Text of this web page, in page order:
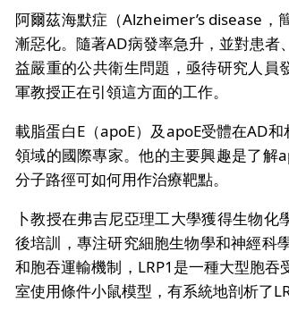
阿爾茲海默症（Alzheimer’s disease，
漸惡化。隨著AD病發率急升，並對患
益嚴重的公共衛生問題，亟待研究人員
軍教授正在引領這方面的工作。
載脂蛋白E（apoE）及apoE受體在AD
領域的國際專家。他的主要興趣是了解
分子路徑可如何用作治療靶點。
卜教授在弗吉尼亞理工大學獲得生物
後培訓，專注研究細胞生物學和神經科
和胞吞運輸機制，LRP1是一種大型胞
室使用條件小鼠模型，有系統地剖析了